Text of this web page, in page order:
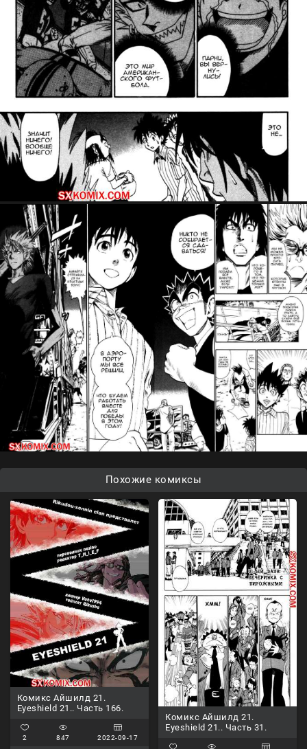
Похожие комиксы
Комикс Айшилд 21.
Eyeshield 21.. Часть 166.
2 847 2022-09-17
Комикс Айшилд 21.
Eyeshield 21.. Часть 31.